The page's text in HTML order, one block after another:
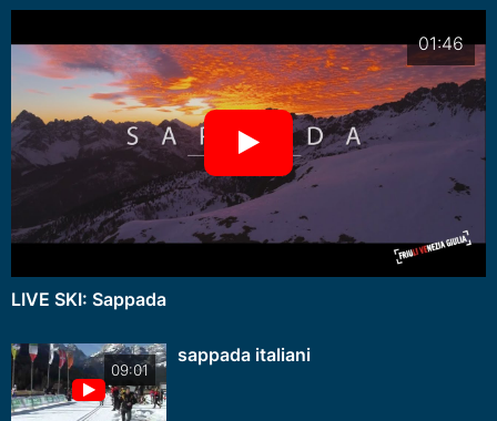
01:46
LIVE SKI: Sappada
09:01
sappada italiani